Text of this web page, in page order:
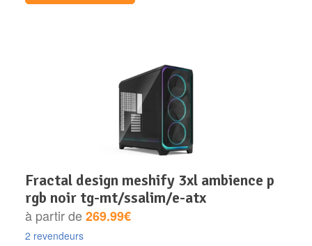
fractal design meshify 3xl ambience p
rgb noir tg-mt/ssalim/e-atx
à partir de269.99€
2 revendeurs